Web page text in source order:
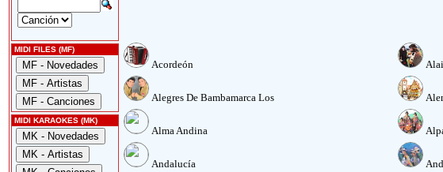
MIDI FILES (MF)
MIDI KARAOKES (MK)
Acordeón
Alegres De Bambamarca Los
Alma Andina
Andalucía